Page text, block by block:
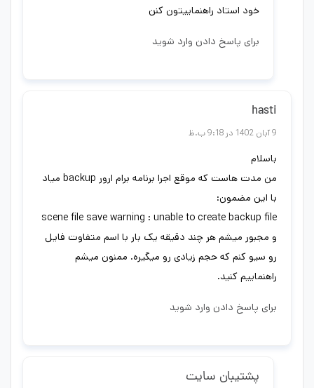
خود استاد راهنماییتون کنن
برای پاسخ دادن وارد شوید
hasti
9 آبان 1402 در 9:18 ب.ظ
باسلام
من مدت هاست که موقع اجرا برنامه برام ارور backup میاد
با این مضمون:
scene file save warning : unable to create backup file
و مجبور میشم هر چند دقیقه یک بار با اسم متفاوت فایل
رو سیو کنم که حجم زیادی رو میگیره. ممنون میشم
راهنماییم کنید.
برای پاسخ دادن وارد شوید
پشتیبان سایت